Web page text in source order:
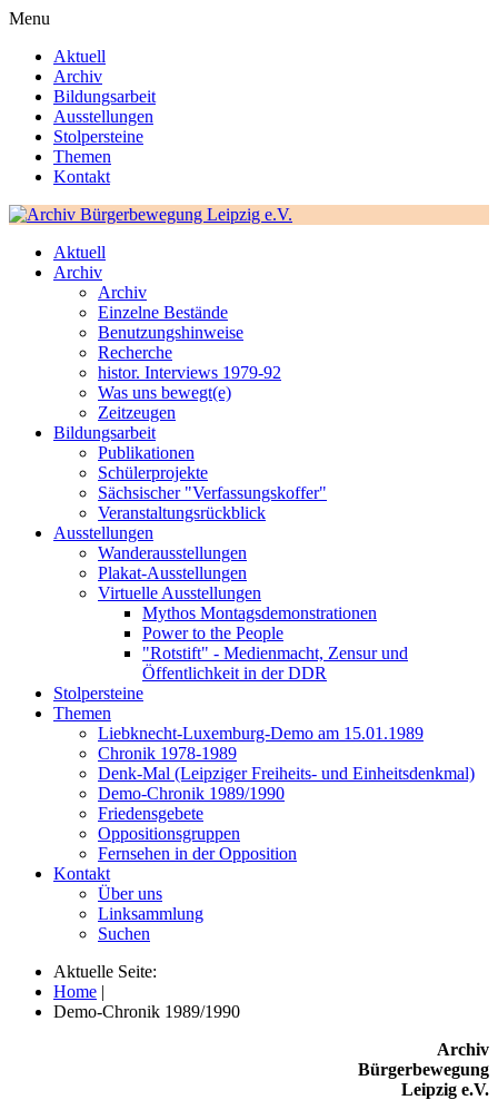
Menu
Aktuell
Archiv
Bildungsarbeit
Ausstellungen
Stolpersteine
Themen
Kontakt
Aktuell
Archiv
Archiv
Einzelne Bestände
Benutzungshinweise
Recherche
histor. Interviews 1979-92
Was uns bewegt(e)
Zeitzeugen
Bildungsarbeit
Publikationen
Schülerprojekte
Sächsischer "Verfassungskoffer"
Veranstaltungsrückblick
Ausstellungen
Wanderausstellungen
Plakat-Ausstellungen
Virtuelle Ausstellungen
Mythos Montagsdemonstrationen
Power to the People
"Rotstift" - Medienmacht, Zensur und
Öffentlichkeit in der DDR
Stolpersteine
Themen
Liebknecht-Luxemburg-Demo am 15.01.1989
Chronik 1978-1989
Denk-Mal (Leipziger Freiheits- und Einheitsdenkmal)
Demo-Chronik 1989/1990
Friedensgebete
Oppositionsgruppen
Fernsehen in der Opposition
Kontakt
Über uns
Linksammlung
Suchen
Aktuelle Seite:
Home |
Demo-Chronik 1989/1990
Archiv
Bürgerbewegung
Leipzig e.V.